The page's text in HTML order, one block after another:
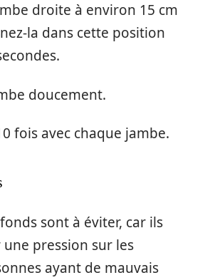
droite à environ 15 cm
la dans cette position
doucement.
fois avec chaque jambe.
sont à éviter, car ils
pression sur les
ayant de mauvais